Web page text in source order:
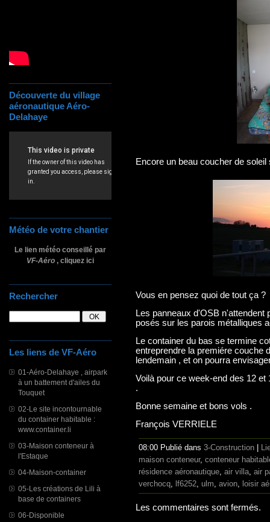
Découverte du village
aéronautique Aéro-
Delahaye
Météo de votre chantier
Le lien météo conseillé par
VF-Aéro , cliquez ici
Rechercher
Les liens de VF-Aéro
01-Aéro-Delahaye , airpark
à un battement d'ailes du
Touquet
02-Le site incontournable
du container habitable :
www.container.li
03-Maison conteneur à
l'Estaque
04-Maison-container
05-Les créations de Lili à
base de containers
06-Disponible
Encore un beau coucher de soleil
Vous en pensez quoi de tout ça ?
Les panneaux d'OSB n'attendent
posés sur les parois métalliques
Le container du bas se termine
entreprendre la premiére couche
lendemain , et on pourra
Voilà pour ce week-end des 12
.
Bonne semaine et bons vols .
François VERRIELE
08:00 Publié dans 3-Construction |
maison conteneur, conteneur
résidence aéronautique air villa air
verchocq lf6252 ulm avion loisir
Les commentaires sont fermés.